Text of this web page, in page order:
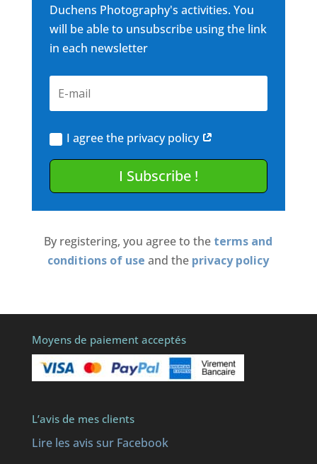
Duchens Photography's activities. You
will be able to unsubscribe using the link
in each newsletter
I agree the privacy policy
I Subscribe !
By registering, you agree to the terms and
conditions of use and the privacy policy
Moyens de paiement acceptés
L’avis de mes clients
Lire les avis sur Facebook